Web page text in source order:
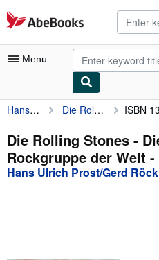
Skip to main content
AbeBooks.com
Menu
My Account
My Purchases
Advanced Search
Textbooks
Hans Ulrich Prost/Gerd Röckl Die Rolling Stones - Die härteste Rockgruppe der Welt ISBN
Die Rolling Stones -
Rockgruppe der Welt
Hans Ulrich Prost/Gerd